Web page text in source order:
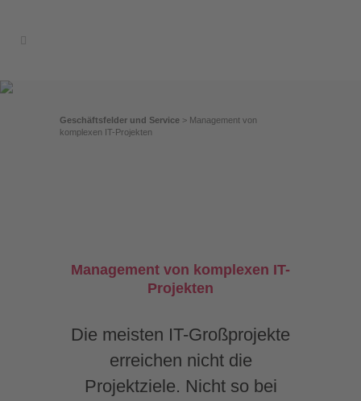
Geschäftsfelder und Service > Management von
komplexen IT-Projekten
Management von komplexen IT-
Projekten
Die meisten IT-Großprojekte
erreichen nicht die
Projektziele. Nicht so bei